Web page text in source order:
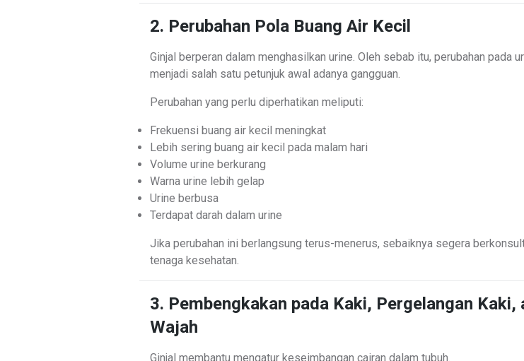
2. Perubahan Pola Buang Air Kecil
Ginjal berperan dalam menghasilkan urine. Oleh sebab itu, perubahan pada
menjadi salah satu petunjuk awal adanya gangguan.
Perubahan yang perlu diperhatikan meliputi:
Frekuensi buang air kecil meningkat
Lebih sering buang air kecil pada malam hari
Volume urine berkurang
Warna urine lebih gelap
Urine berbusa
Terdapat darah dalam urine
Jika perubahan ini berlangsung terus-menerus, sebaiknya segera
tenaga kesehatan.
3. Pembengkakan pada Kaki, Pergelangan Kaki,
Wajah
Ginjal membantu mengatur keseimbangan cairan dalam tubuh.